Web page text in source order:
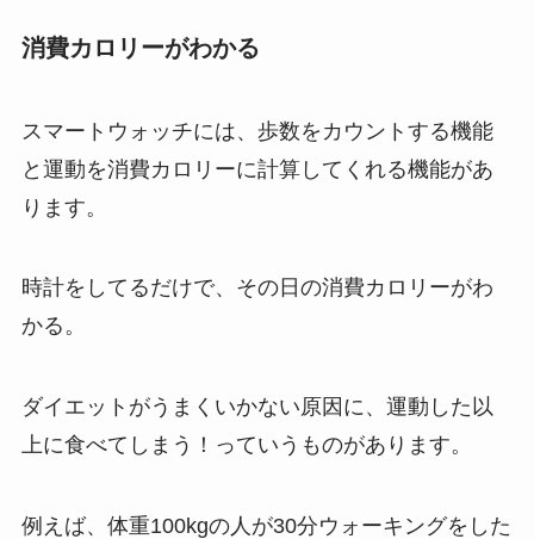
消費カロリーがわかる
スマートウォッチには、歩数をカウントする機能
と運動を消費カロリーに計算してくれる機能があ
ります。
時計をしてるだけで、その日の消費カロリーがわ
かる。
ダイエットがうまくいかない原因に、運動した以
上に食べてしまう！っていうものがあります。
例えば、体重100kgの人が30分ウォーキングをした